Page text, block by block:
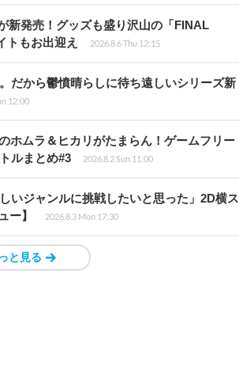
新発売！グッズも盛り沢山の「FINAL
トもお出迎え
2026.8.6 Thu 12:15
だから鬱憤晴らしに待ち遠しいシリーズ新
12:00
ホムラ＆ヒカリがたまらん！ゲームフリー
ルまとめ#3
2026.8.2 Sun 11:00
いジャンルに挑戦したいと思った」2D横ス
ー】
2026.8.3 Mon 17:30
と見る